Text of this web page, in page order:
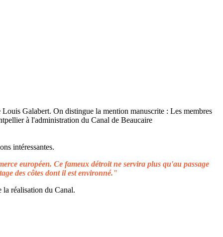
intéressantes.
européen. Ce fameux détroit ne servira plus qu'au passage
des côtes dont il est environné."
réalisation du Canal.